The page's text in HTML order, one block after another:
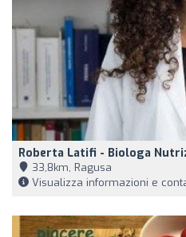
Roberta Latifi - Biologa
33,8km, Ragusa
Visualizza informazioni e